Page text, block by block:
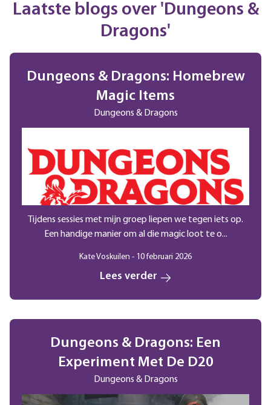
Laatste blogs over 'Dungeons &
Dragons'
Dungeons & Dragons: Homebrew
Magic Items
Dungeons & Dragons
Tijdens sessies met mijn groep liepen we tegen iets op.
Een handige manier om al die magic loot te o...
Kate Voskuilen - 10 februari 2026
Lees verder
Dungeons & Dragons: Een
Experiment Met De D20
Dungeons & Dragons